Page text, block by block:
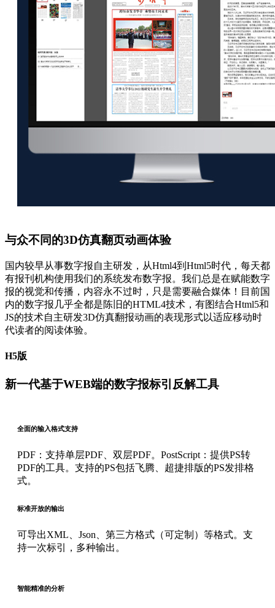
与众不同的3D仿真翻页动画体验
国内较早从事数字报自主研发，从Html4到Html5时代，每天都
有报刊机构使用我们的系统发布数字报。我们总是在赋能数字
报的视觉和传播，内容永不过时，只是需要融合媒体！目前国
内的数字报几乎全都是陈旧的HTML4技术，有图结合Html5和
JS的技术自主研发3D仿真翻报动画的表现形式以适应移动时
代读者的阅读体验。
H5版
新一代基于WEB端的数字报标引反解工具
全面的输入格式支持
PDF：支持单层PDF、双层PDF。PostScript：提供PS转
PDF的工具。支持的PS包括飞腾、超捷排版的PS发排格
式。
标准开放的输出
可导出XML、Json、第三方格式（可定制）等格式。支
持一次标引，多种输出。
智能精准的分析